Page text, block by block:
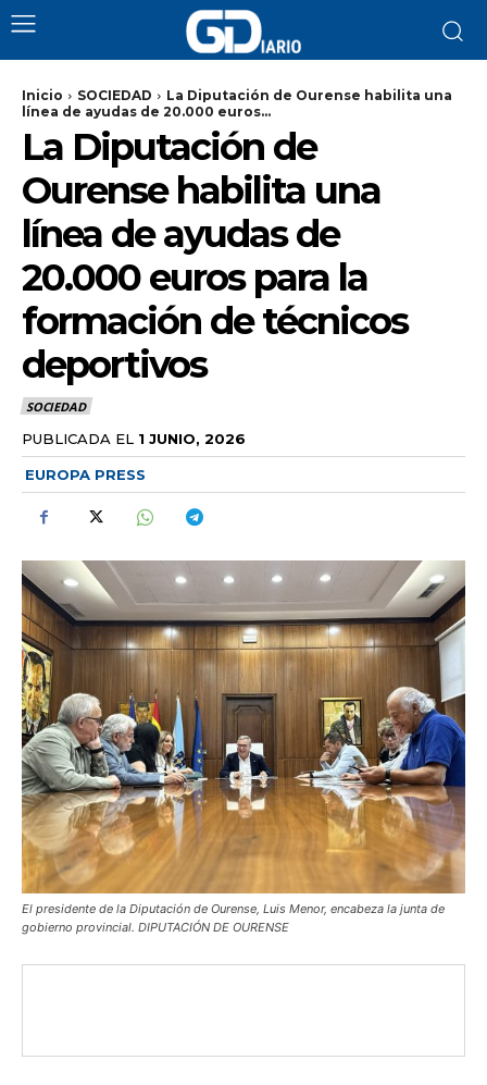
Inicio SOCIEDAD
La Diputación de Ourense habilita una
línea de ayudas de 20.000 euros...
La Diputación de
Ourense habilita una
línea de ayudas de
20.000 euros para la
formación de técnicos
deportivos
SOCIEDAD
PUBLICADA EL 1 JUNIO, 2026
EUROPA PRESS
El presidente de la Diputación de Ourense, Luis Menor, encabeza la junta de
gobierno provincial. DIPUTACIÓN DE OURENSE